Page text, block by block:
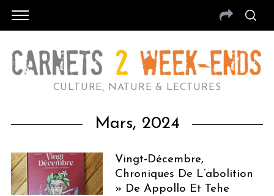
CULTURE, NATURE & LECTURES
Mars, 2024
Vingt-Décembre,
Chroniques De L’abolition
» De Appollo Et Tehe